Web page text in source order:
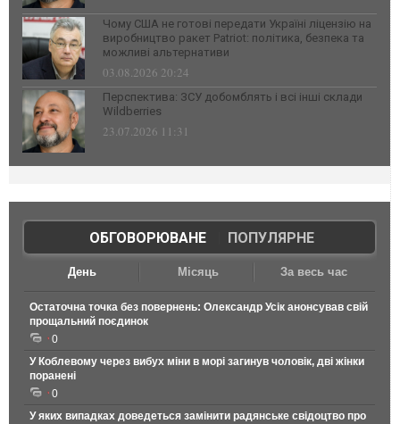
Чому США не готові передати Україні ліцензію на
виробництво ракет Patriot: політика, безпека та
можливі альтернативи
03.08.2026 20:24
Перспектива: ЗСУ добомблять і всі інші склади
Wildberries
23.07.2026 11:31
ОБГОВОРЮВАНЕ| ПОПУЛЯРНЕ
День Місяць За весь час
Остаточна точка без повернень: Олександр Усік анонсував свій
прощальний поєдинок
0
У Коблевому через вибух міни в морі загинув чоловік, дві жінки
поранені
0
У яких випадках доведеться замінити радянське свідоцтво про